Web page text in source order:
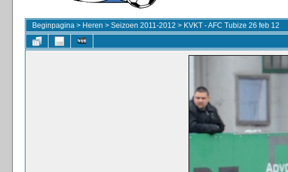
Beginpagina > Heren > Seizoen 2011-2012 > KVKT - AFC Tubize 26 feb 12